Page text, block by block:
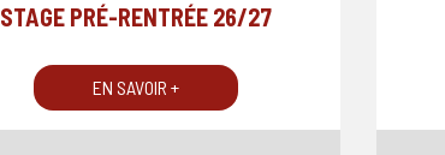
STAGE PRÉ-RENTRÉE 26/27
EN SAVOIR +